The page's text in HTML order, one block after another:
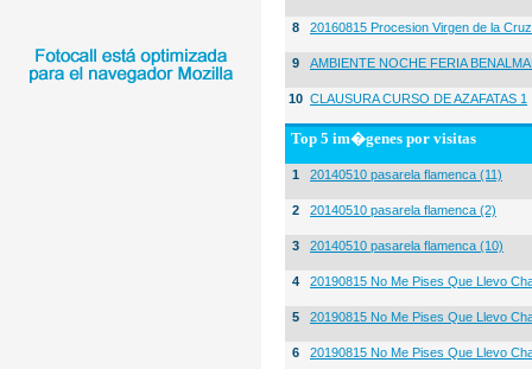
8 20160815 Procesion Virgen de la
9 AMBIENTE NOCHE FERIA
10 CLAUSURA CURSO DE AZAFATAS 1
Top 5 im�genes por visitas
1 20140510 pasarela flamenca (11)
2 20140510 pasarela flamenca (2)
3 20140510 pasarela flamenca (10)
4 20190815 No Me Pises Que Llevo
5 20190815 No Me Pises Que Llevo
6 20190815 No Me Pises Que Llevo